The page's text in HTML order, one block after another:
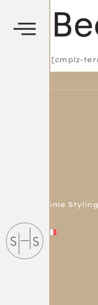
[cmplz-
Superior Home Styling